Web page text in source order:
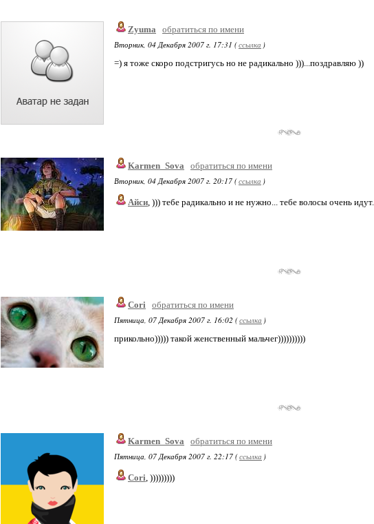
Zyuma
обратиться по имени
Вторник, 04 Декабря 2007 г. 17:31 (ссылка )
=) я тоже скоро подстригусь но не радикально )))...поздравляю ))
Karmen_Sova
обратиться по имени
Вторник, 04 Декабря 2007 г. 20:17 (ссылка )
Айси, ))) тебе радикально и не нужно... тебе волосы очень
Cori обратиться по имени
Пятница, 07 Декабря 2007 г. 16:02 (ссылка )
прикольно))))) такой женственный мальчег))))))))))
Karmen_Sova
обратиться по имени
Пятница, 07 Декабря 2007 г. 22:17 (ссылка )
Cori, )))))))))